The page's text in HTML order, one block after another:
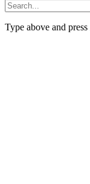
Type above and press